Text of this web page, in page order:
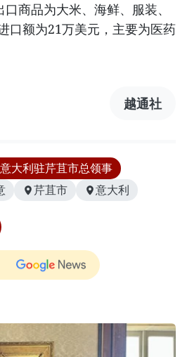
商品为大米、海鲜、服装、
口额为21万美元，主要为医药
越通社
大利驻芹苴市总领事
芹苴市 意大利